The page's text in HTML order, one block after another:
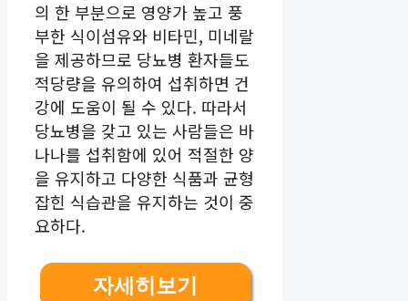
의 한 부분으로 영양가 높고 풍
부한 식이섬유와 비타민, 미네랄
을 제공하므로 당뇨병 환자들도
적당량을 유의하여 섭취하면 건
강에 도움이 될 수 있다. 따라서
당뇨병을 갖고 있는 사람들은 바
나나를 섭취함에 있어 적절한 양
을 유지하고 다양한 식품과 균형
잡힌 식습관을 유지하는 것이 중
요하다.
자세히보기